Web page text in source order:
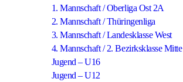
1. Mannschaft / Oberliga Ost 2A
2. Mannschaft / Thüringenliga
3. Mannschaft / Landesklasse West
4. Mannschaft / 2. Bezirksklasse Mitte
Jugend – U16
Jugend – U12